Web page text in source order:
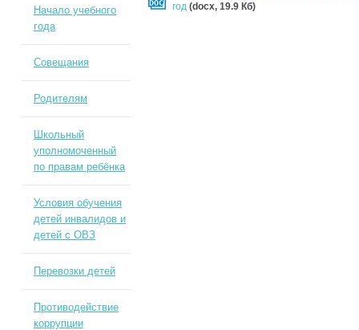
DOC
год(docx, 19.9 Кб)
Начало учебного
года
Совещания
Родителям
Школьный
уполномоченный
по правам ребёнка
Условия обучения
детей инвалидов и
детей с ОВЗ
Перевозки детей
Противодействие
коррупции